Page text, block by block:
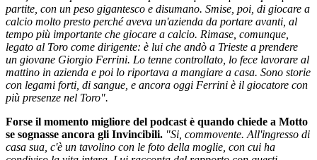
partite, con un peso gigantesco e disumano. Smise, poi, di giocare a
calcio molto presto perché aveva un'azienda da portare avanti, al
tempo più importante che giocare a calcio. Rimase, comunque,
legato al Toro come dirigente: è lui che andò a Trieste a prendere
un giovane Giorgio Ferrini. Lo tenne controllato, lo fece lavorare al
mattino in azienda e poi lo riportava a mangiare a casa. Sono storie
con legami forti, di sangue, e ancora oggi Ferrini è il giocatore con
più presenze nel Toro".
Forse il momento migliore del podcast è quando chiede a Motto
se sognasse ancora gli Invincibili. "Si, commovente. All'ingresso di
casa sua, c'è un tavolino con le foto della moglie, con cui ha